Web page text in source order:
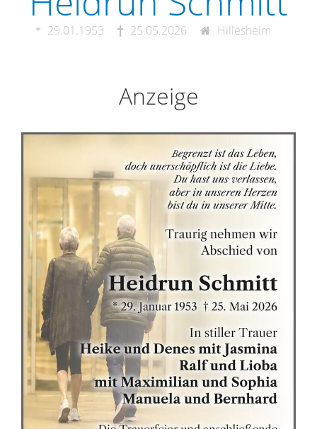
29.01.1953 25.05.2026 Hillesheim
Anzeige